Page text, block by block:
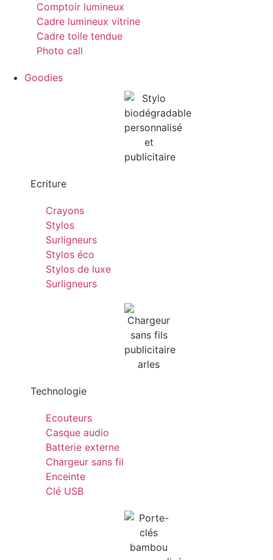
Comptoir lumineux
Cadre lumineux vitrine
Cadre toile tendue
Photo call
Goodies
Ecriture
Crayons
Stylos
Surligneurs
Stylos éco
Stylos de luxe
Surligneurs
Technologie
Ecouteurs
Casque audio
Batterie externe
Chargeur sans fil
Enceinte
Clé USB